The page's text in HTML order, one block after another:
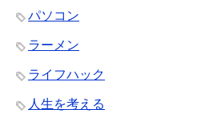
パソコン
ラーメン
ライフハック
人生を考える